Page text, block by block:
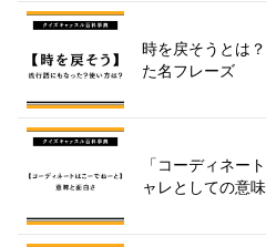
時を戻そうとは
た名フレーズ
「コーディネー
ャレとしての意